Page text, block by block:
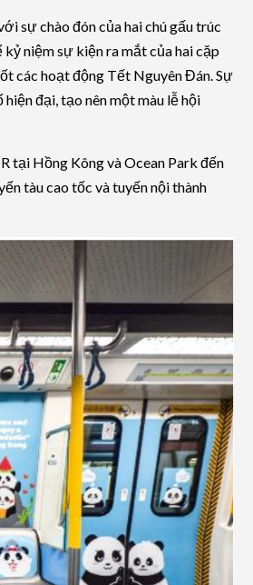
sự chào đón của hai chú gấu trúc
niệm sự kiện ra mắt của hai cặp
các hoạt động Tết Nguyên Đán. Sự
đại, tạo nên một màu lễ hội
tại Hồng Kông và Ocean Park đến
tàu cao tốc và tuyến nội thành